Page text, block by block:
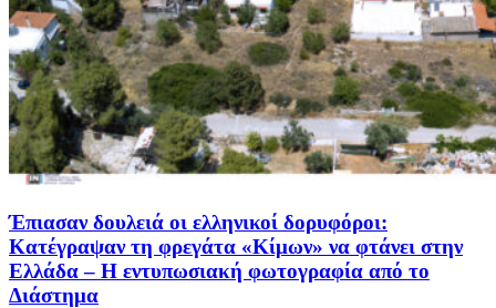
Έπιασαν δουλειά οι ελληνικοί δορυφόροι:
Κατέγραψαν τη φρεγάτα «Κίμων» να φτάνει στην
Ελλάδα – Η εντυπωσιακή φωτογραφία από το
Διάστημα